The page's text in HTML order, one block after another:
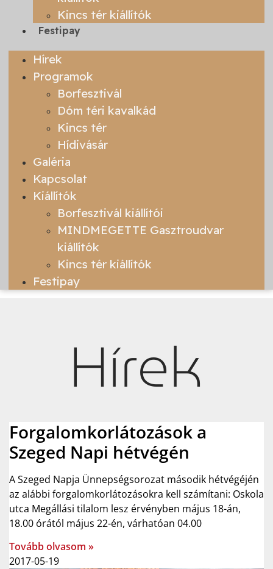
Kincs tér kiállítók
Festipay
Hírek
Programok
Borfesztivál
Dóm téri kavalkád
Kincs tér
Hídivásár
Galéria
Kapcsolat
Kiállítók
Borfesztivál kiállítói
MINDMEGETTE Gasztroudvar
kiállítók
Kincs tér kiállítók
Festipay
Hírek
Forgalomkorlátozások a
Szeged Napi hétvégén
A Szeged Napja Ünnepségsorozat második hétvégéjén
az alábbi forgalomkorlátozásokra kell számítani: Oskola
utca Megállási tilalom lesz érvényben május 18-án,
18.00 órától május 22-én, várhatóan 04.00
Tovább olvasom »
2017-05-19